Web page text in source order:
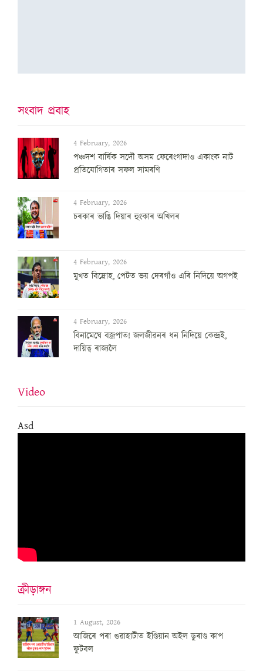
সংবাদ প্ৰবাহ
4 February, 2026
পঞ্চদশ বার্ষিক সদৌ অসম ফেৰেংগাদাও একাংক নাট
প্রতিযোগিতাৰ সফল সামৰণি
4 February, 2026
চৰকাৰ ভাঙি দিয়াৰ হুংকাৰ অখিলৰ
4 February, 2026
মুখত বিদ্ৰোহ, পেটত ভয় দেৰগাঁও এৰি নিদিয়ে অগপই
4 February, 2026
বিনামেঘে বজ্ৰপাত! জলজীৱনৰ ধন নিদিয়ে কেন্দ্ৰই,
দায়িত্ব ৰাজ্যলৈ
Video
Asd
ক্ৰীড়াঙ্গন
1 August, 2026
আজিৰে পৰা গুৱাহাটীত ইণ্ডিয়ান অইল ডুৰাণ্ড কাপ
ফুটবল